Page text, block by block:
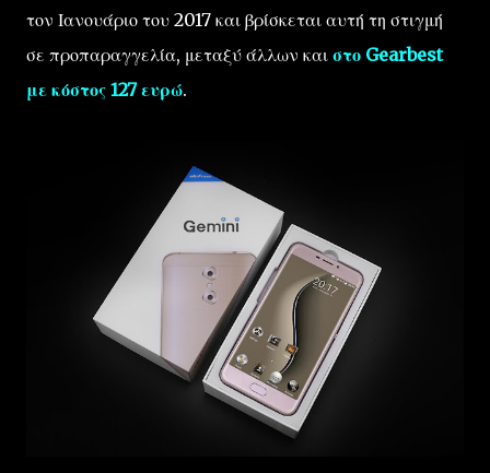
τον Ιανουάριο του 2017 και βρίσκεται αυτή τη στιγμή
σε προπαραγγελία, μεταξύ άλλων και στο Gearbest
με κόστος 127 ευρώ.